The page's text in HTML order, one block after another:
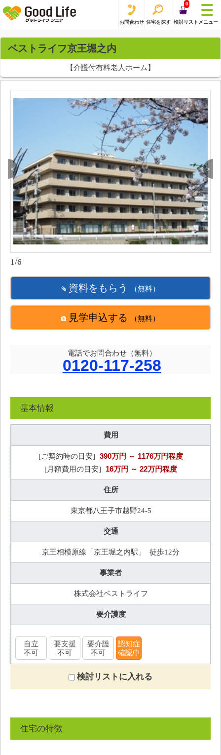
お問合わせ 住宅を探す
0
検討リスト メニュー
ベストライフ京王堀之内
【介護付有料老人ホーム】
< >
1/6
資料をもらう （無料）
見学申込する （無料）
電話でお問合わせ（無料）
0120-117-258
基本情報
費用
[ご契約時の目安] 390万円 ～ 1176万円程度
[月額費用の目安] 16万円 ～ 22万円程度
住所
東京都八王子市越野24-5
交通
京王相模原線「京王堀之内駅」 徒歩12分
事業者
株式会社ベストライフ
要介護度
自立
不可
要支援
不可
要介護
不可
認知症
確認中
検討リストに入れる
住宅の特徴